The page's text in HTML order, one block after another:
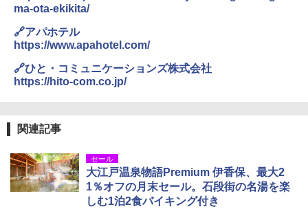
ma-ota-ekikita/
🔗アパホテル
https://www.apahotel.com/
🔗ひと・コミュニケーションズ株式会社
https://hito-com.co.jp/
関連記事
セール
大江戸温泉物語Premium 伊香保、最大2
1％オフの月末セール。石段街の名湯を楽
しむ1泊2食バイキング付き